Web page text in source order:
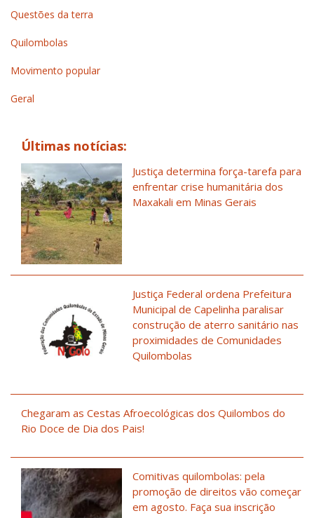
Questões da terra
Quilombolas
Movimento popular
Geral
Últimas notícias:
Justiça determina força-tarefa para
enfrentar crise humanitária dos
Maxakali em Minas Gerais
Justiça Federal ordena Prefeitura
Municipal de Capelinha paralisar
construção de aterro sanitário nas
proximidades de Comunidades
Quilombolas
Chegaram as Cestas Afroecológicas dos Quilombos do
Rio Doce de Dia dos Pais!
Comitivas quilombolas: pela
promoção de direitos vão começar
em agosto. Faça sua inscrição